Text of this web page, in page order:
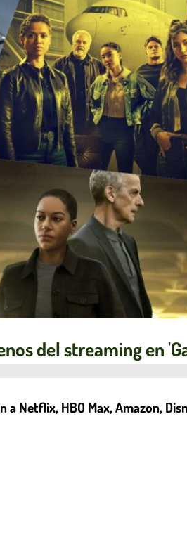
del streaming en
Netflix, HBO Max, Amazon,